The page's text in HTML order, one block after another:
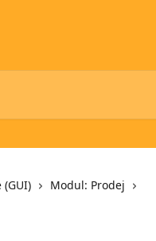
Modul: Prodej